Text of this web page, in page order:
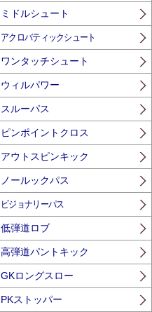
ミドルシュート
アクロバティックシュート
ワンタッチシュート
ウィルパワー
スルーパス
ピンポイントクロス
アウトスピンキック
ノールックパス
ビジョナリーパス
低弾道ロブ
高弾道パントキック
GKロングスロー
PKストッパー